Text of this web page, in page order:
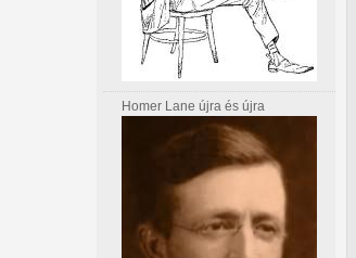
Homer Lane újra és újra